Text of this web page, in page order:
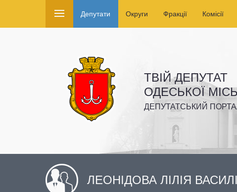
Депутати Округи Фракції Комісії
ТВІЙ ДЕПУТАТ
ОДЕСЬКОЇ
ДЕПУТАТСЬКИЙ
ЛЕОНІДОВА ЛІЛІЯ